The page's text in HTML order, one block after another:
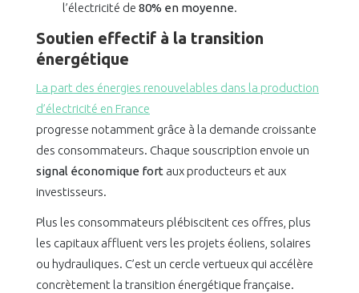
l’électricité de80% en moyenne.
Soutien effectif à la transition
énergétique
La part des énergies renouvelables dans la production
d’électricité en France
progresse notamment grâce à la demande croissante
des consommateurs. Chaque souscription envoie un
signal économique fort aux producteurs et aux
investisseurs.
Plus les consommateurs plébiscitent ces offres, plus
les capitaux affluent vers les projets éoliens, solaires
ou hydrauliques. C’est un cercle vertueux qui accélère
concrètement la transition énergétique française.